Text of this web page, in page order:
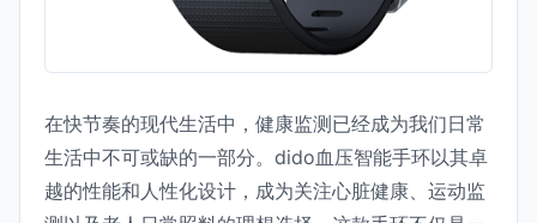
在快节奏的现代生活中，健康监测已经成为我们日常
生活中不可或缺的一部分。dido血压智能手环以其卓
越的性能和人性化设计，成为关注心脏健康、运动监